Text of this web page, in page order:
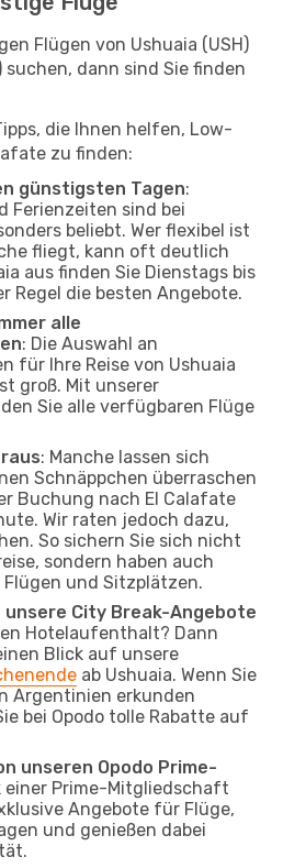
Flügen von Ushuaia (USH)
suchen, dann sind Sie finden
die Ihnen helfen, Low-
zu finden:
günstigsten Tagen:
Ferienzeiten sind bei
beliebt. Wer flexibel ist
fliegt, kann oft deutlich
aus finden Sie Dienstags bis
Regel die besten Angebote.
alle
: Die Auswahl an
für Ihre Reise von Ushuaia
groß. Mit unserer
Sie alle verfügbaren Flüge
: Manche lassen sich
Schnäppchen überraschen
Buchung nach El Calafate
Wir raten jedoch dazu,
So sichern Sie sich nicht
sondern haben auch
Flügen und Sitzplätzen.
unsere City Break-Angebote
Hotelaufenthalt? Dann
Blick auf unsere
ab Ushuaia. Wenn Sie
Argentinien erkunden
bei Opodo tolle Rabatte auf
unseren Opodo Prime-
einer Prime-Mitgliedschaft
Angebote für Flüge,
und genießen dabei